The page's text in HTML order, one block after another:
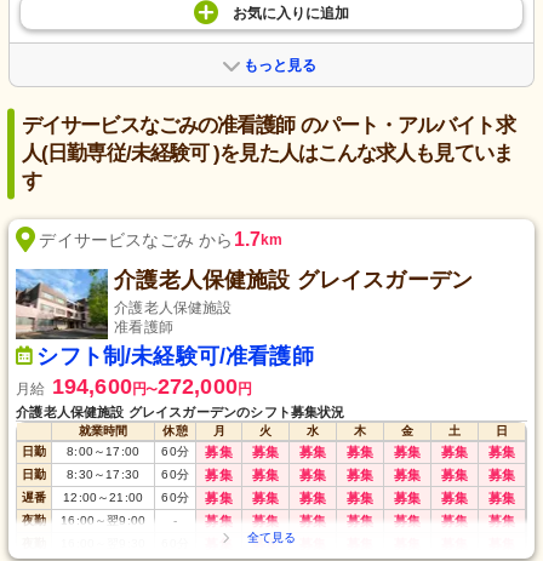
お気に入り に追加
もっと見る
デイサービスなごみの准看護師 のパート・アルバイト求
人(日勤専従/未経験可 )を見た人はこんな求人も見ていま
す
デイサービスなごみ から 1.7km
介護老人保健施設 グレイスガーデン
介護老人保健施設
准看護師
シフト制/未経験可/准看護師
月給 194,600円〜272,000円
介護老人保健施設 グレイスガーデンのシフト募集状況
就業時間 休憩 月 火 水 木 金 土
日
日勤
8:00～ 17:00 60分 募集 募集 募集 募集 募集 募集 募集
日勤 8:30～ 17:30 60分 募集 募集 募集 募集 募集 募集 募集
遅番 12:00～21:00 60分 募集 募集 募集 募集 募集 募集 募集
夜勤 16:00 ～翌9:00 - 募集 募集 募集 募集 募集 募集 募集
募集 募集